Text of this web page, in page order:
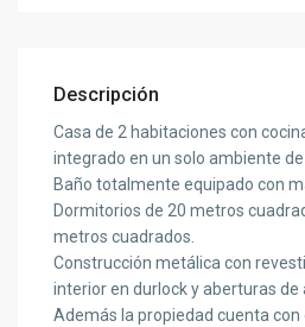
Descripción
Casa de 2 habitaciones con
integrado en un solo ambiente
Baño totalmente equipado con
Dormitorios de 20 metros
metros cuadrados.
Construcción metálica con
interior en durlock y aberturas de
Además la propiedad cuenta